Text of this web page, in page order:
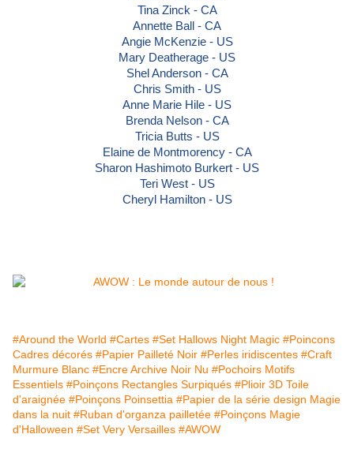
Tina Zinck - CA
Annette Ball - CA
Angie McKenzie - US
Mary Deatherage - US
Shel Anderson - CA
Chris Smith - US
Anne Marie Hile - US
Brenda Nelson - CA
Tricia Butts - US
Elaine de Montmorency - CA
Sharon Hashimoto Burkert - US
Teri West - US
Cheryl Hamilton - US
#Around the World #Cartes #Set Hallows Night Magic #Poincons
Cadres décorés #Papier Pailleté Noir #Perles iridiscentes #Craft
Murmure Blanc #Encre Archive Noir Nu #Pochoirs Motifs
Essentiels #Poinçons Rectangles Surpiqués #Plioir 3D Toile
d'araignée #Poinçons Poinsettia #Papier de la série design Magie
dans la nuit #Ruban d'organza pailletée #Poinçons Magie
d'Halloween #Set Very Versailles #AWOW